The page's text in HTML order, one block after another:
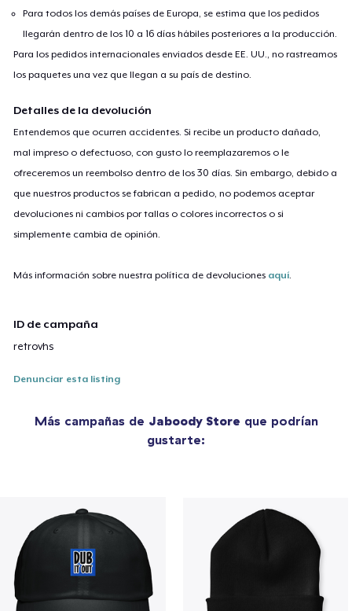
Para todos los demás países de Europa, se estima que los pedidos
llegarán dentro de los 10 a 16 días hábiles posteriores a la producción.
Para los pedidos internacionales enviados desde EE. UU., no rastreamos
los paquetes una vez que llegan a su país de destino.
Detalles de la devolución
Entendemos que ocurren accidentes. Si recibe un producto dañado,
mal impreso o defectuoso, con gusto lo reemplazaremos o le
ofreceremos un reembolso dentro de los 30 días. Sin embargo, debido a
que nuestros productos se fabrican a pedido, no podemos aceptar
devoluciones ni cambios por tallas o colores incorrectos o si
simplemente cambia de opinión.
Más información sobre nuestra política de devoluciones aquí.
ID de campaña
retrovhs
Denunciar esta listing
Más campañas de Jaboody Store que podrían
gustarte:
28,99 US$